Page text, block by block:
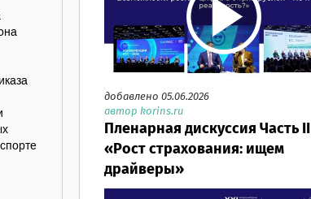
добавлено 05.06.2026
автор korins.ru
Пленарная дискуссия Часть II
«Рост страхования: ищем
драйверы»